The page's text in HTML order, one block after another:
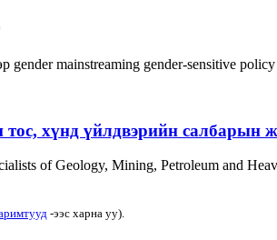
gender mainstreaming gender-sensitive policy
хүнд үйлдвэрийн салбарын
of Geology, Mining, Petroleum and
-ээс харна уу).